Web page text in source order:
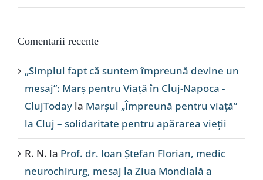
Comentarii recente
„Simplul fapt că suntem împreună devine un
mesaj”: Marș pentru Viață în Cluj-Napoca -
ClujToday la Marșul „Împreună pentru viață”
la Cluj – solidaritate pentru apărarea vieții
R. N. la Prof. dr. Ioan Ștefan Florian, medic
neurochirurg, mesaj la Ziua Mondială a